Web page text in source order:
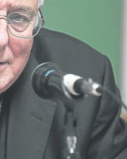
de
26 de
Ex Arzobispo de
Cardenal Presbítero
Belarmin...
Ver Biografï¿½a y